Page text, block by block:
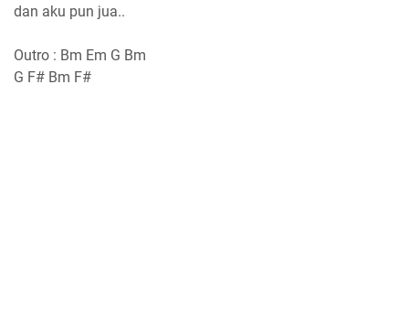
dan aku pun jua..
Outro : Bm Em G Bm
G F# Bm F#